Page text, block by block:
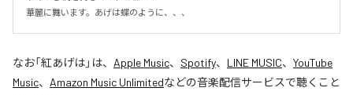
華麗に舞います。あげは蝶のように、、、
なお「紅あげは」は、 Apple Music、 Spotify、 LINE MUSIC、 YouTube
Music、 Amazon Music Unlimitedなどの音楽配信サービスで聴くこと